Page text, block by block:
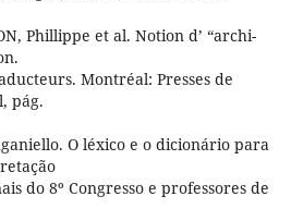
Phillippe et al. Notion d’ “archi-
Montréal: Presses de
pág.
O léxico e o dicionário para
do 8º Congresso e professores de